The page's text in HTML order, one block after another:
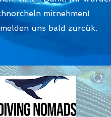
mitnehmen!
uns bald zurcük.